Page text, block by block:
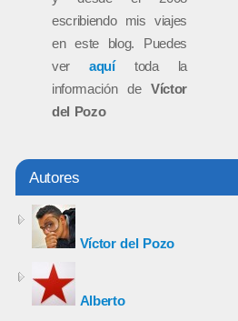
escribiendo mis viajes
en este blog. Puedes
veraquítoda la
información de Víctor
del Pozo
Autores
Víctor del Pozo
Alberto